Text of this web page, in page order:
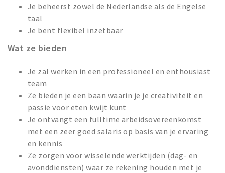
Je beheerst zowel de Nederlandse als de Engelse
taal
Je bent flexibel inzetbaar
Wat ze bieden
Je zal werken in een professioneel en enthousiast
team
Ze bieden je een baan waarin je je creativiteit en
passie voor eten kwijt kunt
Je ontvangt een fulltime arbeidsovereenkomst
met een zeer goed salaris op basis van je ervaring
en kennis
Ze zorgen voor wisselende werktijden (dag- en
avonddiensten) waar ze rekening houden met je